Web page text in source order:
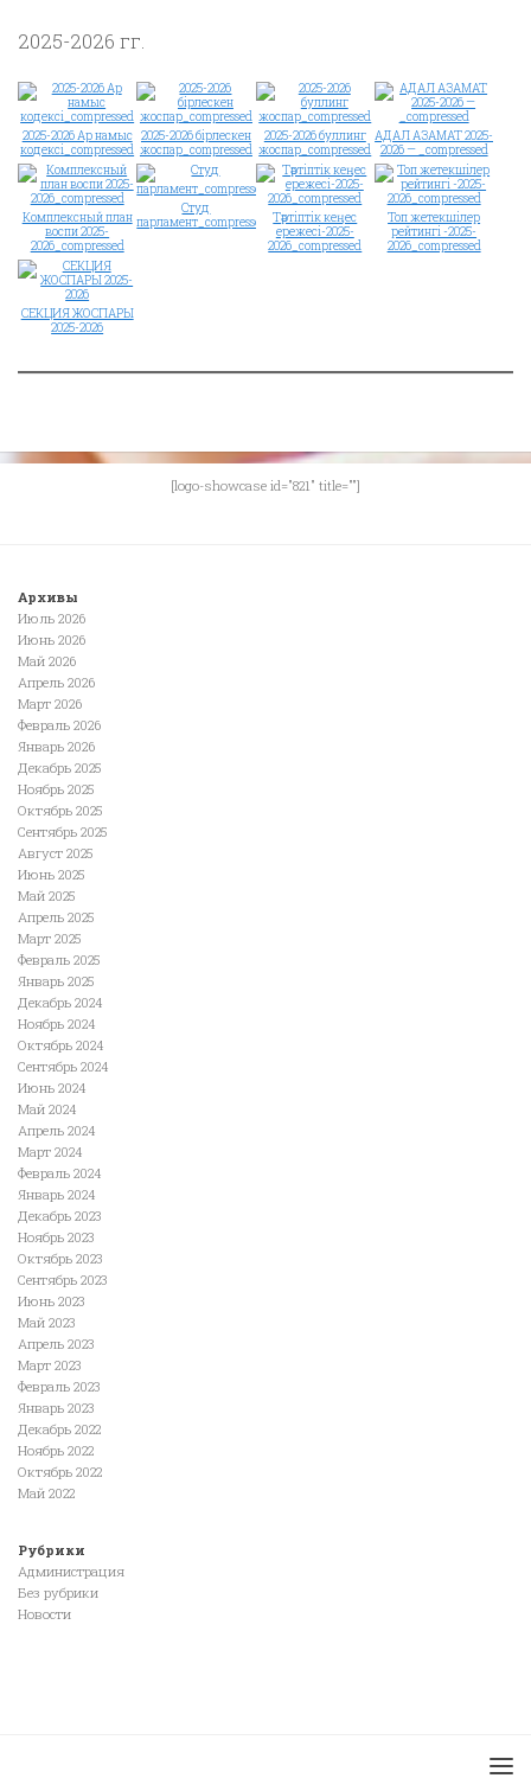
2025-2026 гг.
2025-2026 Ар намыс
кодексі_compressed
2025-2026 бірлескен
жоспар_compressed
2025-2026 буллинг
жоспар_compressed
АДАЛ АЗАМАТ 2025-
2026 — _compressed
Комплексный план
воспи 2025-
2026_compressed
Студ
парламент_compressed
Тәртіптік кеңес
ережесі-2025-
2026_compressed
Топ жетекшілер
рейтингі -2025-
2026_compressed
СЕКЦИЯ ЖОСПАРЫ
2025-2026
[logo-showcase id="821" title=""]
Архивы
Июль 2026
Июнь 2026
Май 2026
Апрель 2026
Март 2026
Февраль 2026
Январь 2026
Декабрь 2025
Ноябрь 2025
Октябрь 2025
Сентябрь 2025
Август 2025
Июнь 2025
Май 2025
Апрель 2025
Март 2025
Февраль 2025
Январь 2025
Декабрь 2024
Ноябрь 2024
Октябрь 2024
Сентябрь 2024
Июнь 2024
Май 2024
Апрель 2024
Март 2024
Февраль 2024
Январь 2024
Декабрь 2023
Ноябрь 2023
Октябрь 2023
Сентябрь 2023
Июнь 2023
Май 2023
Апрель 2023
Март 2023
Февраль 2023
Январь 2023
Декабрь 2022
Ноябрь 2022
Октябрь 2022
Май 2022
Рубрики
Администрация
Без рубрики
Новости